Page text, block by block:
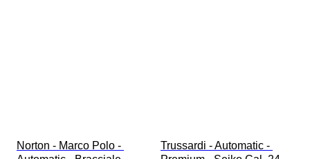
Norton - Marco Polo -
Trussardi - Automatic -